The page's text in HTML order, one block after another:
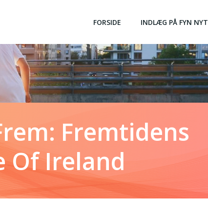
FORSIDE INDLÆG PÅ FYN NYT
Fremtidens
Of Ireland